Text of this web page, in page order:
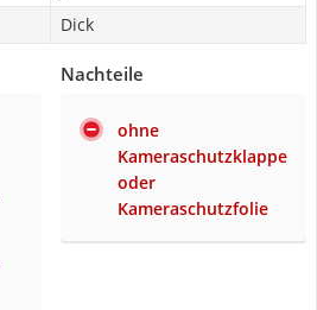
Dick
Nachteile
ohne
Kameraschutzklappe
oder
Kameraschutzfolie